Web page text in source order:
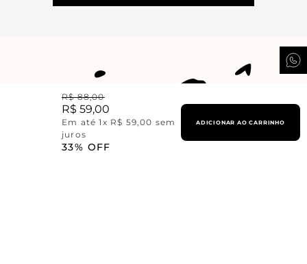
R$ 88,00
R$ 59,00
Em até1 x R$ 59,00 sem
juros
33% OFF
ADICIONAR AO CARRINHO